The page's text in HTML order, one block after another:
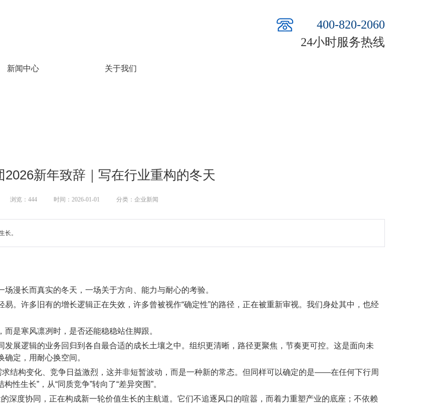
400-820-2060
24小时服务热线
新闻中心 关于我们
2026新年致辞｜写在行业重构的冬天
浏览：444 时间：2026-01-01 分类：企业新闻
长。
漫长而真实的冬天，一场关于方向、能力与耐心的考验。
。许多旧有的增长逻辑正在失效，许多曾被视作“确定性”的路径，正在被重新审视。我们身处其中，也经
是寒风凛冽时，是否还能稳稳站住脚跟。
展逻辑的业务回归到各自最合适的成长土壤之中。组织更清晰，路径更聚焦，节奏更可控。这是面向未
定，用耐心换空间。
结构变化、竞争日益激烈，这并非短暂波动，而是一种新的常态。但同样可以确定的是——在任何下行周
性生长”，从“同质竞争”转向了“差异突围”。
深度协同，正在构成新一轮价值生长的主航道。它们不追逐风口的喧嚣，而着力重塑产业的底座；不依赖